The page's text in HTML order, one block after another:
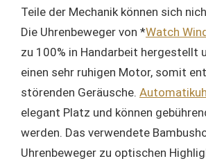
Teile der Mechanik können sich
Die Uhrenbeweger von *Watch
zu 100% in Handarbeit hergestellt
einen sehr ruhigen Motor, somit
störenden Geräusche.
elegant Platz und können
werden. Das verwendete
Uhrenbeweger zu optischen